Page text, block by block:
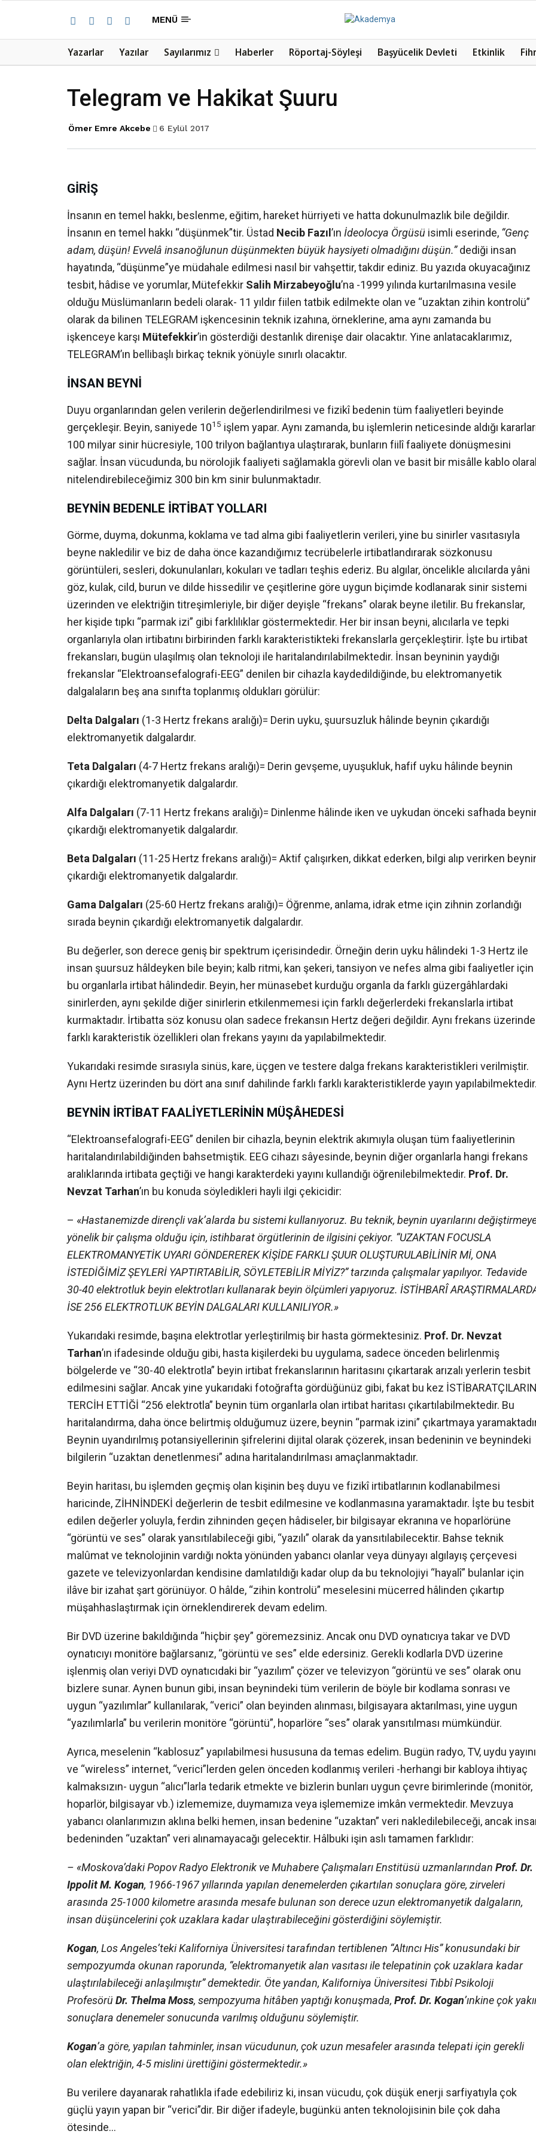
AKADEMYA
Hakkında
Akademya Yayınları
Gizlilik Politikası
© AKADEMYA
DERGİ ARŞİV
III. Dönem (2017-2018)
Akademya'ya Doğru (2001-2005)
2001-2005 arası dönemdeki, “Akademya’ya
Doğru” sitesi arşivinden seçtiğimiz fikir-
ilim-sanat makaleleri.
MENÜ
Yazarlar Yazılar Sayılarımız Haberler Röportaj-Söyleşi Başyücelik Devleti Etkinlik
Telegram ve Hakikat Şuuru
Ömer Emre Akcebe 6 Eylül 2017
GİRİŞ
İnsanın en temel hakkı, beslenme, eğitim, hareket hürriyeti ve hatta dokunulmazlık bile değildir.
İnsanın en temel hakkı “düşünmek”tir. Üstad Necib Fazıl ’ın İdeolocya Örgüsü isimli eserinde, “Genç
adam, düşün! Evvelâ insanoğlunun düşünmekten büyük haysiyeti olmadığını düşün.”dediği insan
hayatında, “düşünme”ye müdahale edilmesi nasıl bir vahşettir, takdir ediniz. Bu yazıda okuyacağınız
tesbit, hâdise ve yorumlar, Mütefekkir Salih Mirzabeyoğlu’na -1999 yılında kurtarılmasına vesile
olduğu Müslümanların bedeli olarak- 11 yıldır fiilen tatbik edilmekte olan ve “uzaktan zihin kontrolü”
olarak da bilinen TELEGRAM işkencesinin teknik izahına, örneklerine, ama aynı zamanda bu
işkenceye karşı Mütefekkir’in gösterdiği destanlık direnişe dair olacaktır. Yine anlatacaklarımız,
TELEGRAM’ın bellibaşlı birkaç teknik yönüyle sınırlı olacaktır.
İNSAN BEYNİ
Duyu organlarından gelen verilerin değerlendirilmesi ve fizikî bedenin tüm faaliyetleri beyinde
gerçekleşir. Beyin, saniyede 1015 işlem yapar. Aynı zamanda, bu işlemlerin neticesinde aldığı
100 milyar sinir hücresiyle, 100 trilyon bağlantıya ulaştırarak, bunların fiilî faaliyete dönüşmesini
sağlar. İnsan vücudunda, bu nörolojik faaliyeti sağlamakla görevli olan ve basit bir misâlle kablo
nitelendirebileceğimiz 300 bin km sinir bulunmaktadır.
BEYNİN BEDENLE İRTİBAT YOLLARI
Görme, duyma, dokunma, koklama ve tad alma gibi faaliyetlerin verileri, yine bu sinirler vasıtasıyla
beyne nakledilir ve biz de daha önce kazandığımız tecrübelerle irtibatlandırarak sözkonusu
görüntüleri, sesleri, dokunulanları, kokuları ve tadları teşhis ederiz. Bu algılar, öncelikle alıcılarda yâni
göz, kulak, cild, burun ve dilde hissedilir ve çeşitlerine göre uygun biçimde kodlanarak sinir sistemi
üzerinden ve elektriğin titreşimleriyle, bir diğer deyişle “frekans” olarak beyne iletilir. Bu frekanslar,
her kişide tıpkı “parmak izi” gibi farklılıklar göstermektedir. Her bir insan beyni, alıcılarla ve tepki
organlarıyla olan irtibatını birbirinden farklı karakteristikteki frekanslarla gerçekleştirir. İşte bu irtibat
frekansları, bugün ulaşılmış olan teknoloji ile haritalandırılabilmektedir. İnsan beyninin yaydığı
frekanslar “Elektroansefalografi-EEG” denilen bir cihazla kaydedildiğinde, bu elektromanyetik
dalgalaların beş ana sınıfta toplanmış oldukları görülür:
Delta Dalgaları (1-3 Hertz frekans aralığı)= Derin uyku, şuursuzluk hâlinde beynin çıkardığı
elektromanyetik dalgalardır.
Teta Dalgaları (4-7 Hertz frekans aralığı)= Derin gevşeme, uyuşukluk, hafif uyku hâlinde beynin
çıkardığı elektromanyetik dalgalardır.
Alfa Dalgaları (7-11 Hertz frekans aralığı)= Dinlenme hâlinde iken ve uykudan önceki safhada
çıkardığı elektromanyetik dalgalardır.
Beta Dalgaları (11-25 Hertz frekans aralığı)= Aktif çalışırken, dikkat ederken, bilgi alıp verirken
çıkardığı elektromanyetik dalgalardır.
Gama Dalgaları (25-60 Hertz frekans aralığı)= Öğrenme, anlama, idrak etme için zihnin zorlandığı
sırada beynin çıkardığı elektromanyetik dalgalardır.
Bu değerler, son derece geniş bir spektrum içerisindedir. Örneğin derin uyku hâlindeki 1-3 Hertz ile
insan şuursuz hâldeyken bile beyin; kalb ritmi, kan şekeri, tansiyon ve nefes alma gibi faaliyetler için
bu organlarla irtibat hâlindedir. Beyin, her münasebet kurduğu organla da farklı güzergâhlardaki
sinirlerden, aynı şekilde diğer sinirlerin etkilenmemesi için farklı değerlerdeki frekanslarla irtibat
kurmaktadır. İrtibatta söz konusu olan sadece frekansın Hertz değeri değildir. Aynı frekans üzerinde
farklı karakteristik özellikleri olan frekans yayını da yapılabilmektedir.
Yukarıdaki resimde sırasıyla sinüs, kare, üçgen ve testere dalga frekans karakteristikleri verilmiştir.
Aynı Hertz üzerinden bu dört ana sınıf dahilinde farklı farklı karakteristiklerde yayın yapılabilmektedir.
BEYNİN İRTİBAT FAALİYETLERİNİN MÜŞÂHEDESİ
“Elektroansefalografi-EEG” denilen bir cihazla, beynin elektrik akımıyla oluşan tüm faaliyetlerinin
haritalandırılabildiğinden bahsetmiştik. EEG cihazı sâyesinde, beynin diğer organlarla hangi frekans
aralıklarında irtibata geçtiği ve hangi karakterdeki yayını kullandığı öğrenilebilmektedir. Prof. Dr.
Nevzat Tarhan’ın bu konuda söyledikleri hayli ilgi çekicidir:
– «Hastanemizde dirençli vak’alarda bu sistemi kullanıyoruz. Bu teknik, beynin uyarılarını
yönelik bir çalışma olduğu için, istihbarat örgütlerinin de ilgisini çekiyor. “UZAKTAN FOCUSLA
ELEKTROMANYETİK UYARI GÖNDEREREK KİŞİDE FARKLI ŞUUR OLUŞTURULABİLİNİR Mİ, ONA
İSTEDİĞİMİZ ŞEYLERİ YAPTIRTABİLİR, SÖYLETEBİLİR MİYİZ?” tarzında çalışmalar yapılıyor. Tedavide
30-40 elektrotluk beyin elektrotları kullanarak beyin ölçümleri yapıyoruz. İSTİHBARÎ
İSE 256 ELEKTROTLUK BEYİN DALGALARI KULLANILIYOR.»
Yukarıdaki resimde, başına elektrotlar yerleştirilmiş bir hasta görmektesiniz. Prof. Dr. Nevzat
Tarhan’ın ifadesinde olduğu gibi, hasta kişilerdeki bu uygulama, sadece önceden belirlenmiş
bölgelerde ve “30-40 elektrotla” beyin irtibat frekanslarının haritasını çıkartarak arızalı yerlerin tesbit
edilmesini sağlar. Ancak yine yukarıdaki fotoğrafta gördüğünüz gibi, fakat bu kez İSTİBARATÇILARIN
TERCİH ETTİĞİ “256 elektrotla” beynin tüm organlarla olan irtibat haritası çıkartılabilmektedir. Bu
haritalandırma, daha önce belirtmiş olduğumuz üzere, beynin “parmak izini” çıkartmaya
Beynin uyandırılmış potansiyellerinin şifrelerini dijital olarak çözerek, insan bedeninin ve beynindeki
bilgilerin “uzaktan denetlenmesi” adına haritalandırılması amaçlanmaktadır.
Beyin haritası, bu işlemden geçmiş olan kişinin beş duyu ve fizikî irtibatlarının kodlanabilmesi
haricinde, ZİHNİNDEKİ değerlerin de tesbit edilmesine ve kodlanmasına yaramaktadır. İşte bu tesbit
edilen değerler yoluyla, ferdin zihninden geçen hâdiseler, bir bilgisayar ekranına ve hoparlörüne
“görüntü ve ses” olarak yansıtılabileceği gibi, “yazılı” olarak da yansıtılabilecektir. Bahse teknik
malûmat ve teknolojinin vardığı nokta yönünden yabancı olanlar veya dünyayı algılayış çerçevesi
gazete ve televizyonlardan kendisine damlatıldığı kadar olup da bu teknolojiyi “hayalî” bulanlar için
ilâve bir izahat şart görünüyor. O hâlde, “zihin kontrolü” meselesini mücerred hâlinden çıkartıp
müşahhaslaştırmak için örneklendirerek devam edelim.
Bir DVD üzerine bakıldığında “hiçbir şey” göremezsiniz. Ancak onu DVD oynatıcıya takar ve DVD
oynatıcıyı monitöre bağlarsanız, “görüntü ve ses” elde edersiniz. Gerekli kodlarla DVD üzerine
işlenmiş olan veriyi DVD oynatıcıdaki bir “yazılım” çözer ve televizyon “görüntü ve ses” olarak onu
bizlere sunar. Aynen bunun gibi, insan beynindeki tüm verilerin de böyle bir kodlama sonrası ve
uygun “yazılımlar” kullanılarak, “verici” olan beyinden alınması, bilgisayara aktarılması, yine uygun
“yazılımlarla” bu verilerin monitöre “görüntü”, hoparlöre “ses” olarak yansıtılması mümkündür.
Ayrıca, meselenin “kablosuz” yapılabilmesi hususuna da temas edelim. Bugün radyo, TV, uydu yayını
ve “wireless” internet, “verici”lerden gelen önceden kodlanmış verileri -herhangi bir kabloya ihtiyaç
kalmaksızın- uygun “alıcı”larla tedarik etmekte ve bizlerin bunları uygun çevre birimlerinde (monitör,
hoparlör, bilgisayar vb.) izlememize, duymamıza veya işlememize imkân vermektedir. Mevzuya
yabancı olanlarımızın aklına belki hemen, insan bedenine “uzaktan” veri nakledilebileceği, ancak
bedeninden “uzaktan” veri alınamayacağı gelecektir. Hâlbuki işin aslı tamamen farklıdır:
– «Moskova’daki Popov Radyo Elektronik ve Muhabere Çalışmaları Enstitüsü uzmanlarından Prof. Dr.
Ippolit M. Kogan, 1966-1967 yıllarında yapılan denemelerden çıkartılan sonuçlara göre, zirveleri
arasında 25-1000 kilometre arasında mesafe bulunan son derece uzun elektromanyetik dalgaların,
insan düşüncelerini çok uzaklara kadar ulaştırabileceğini gösterdiğini söylemiştir.
Kogan, Los Angeles’teki Kaliforniya Üniversitesi tarafından tertiblenen “Altıncı His” konusundaki bir
sempozyumda okunan raporunda, “elektromanyetik alan vasıtası ile telepatinin çok uzaklara kadar
ulaştırılabileceği anlaşılmıştır” demektedir. Öte yandan, Kaliforniya Üniversitesi Tıbbî Psikoloji
Profesörü Dr. Thelma Moss, sempozyuma hitâben yaptığı konuşmada, Prof. Dr. Kogan’ınkine çok
sonuçlara denemeler sonucunda varılmış olduğunu söylemiştir.
Kogan’a göre, yapılan tahminler, insan vücudunun, çok uzun mesafeler arasında telepati için gerekli
olan elektriğin, 4-5 mislini ürettiğini göstermektedir.»
Bu verilere dayanarak rahatlıkla ifade edebiliriz ki, insan vücudu, çok düşük enerji sarfiyatıyla çok
güçlü yayın yapan bir “verici”dir. Bir diğer ifadeyle, bugünkü anten teknolojisinin bile çok daha
ötesinde…